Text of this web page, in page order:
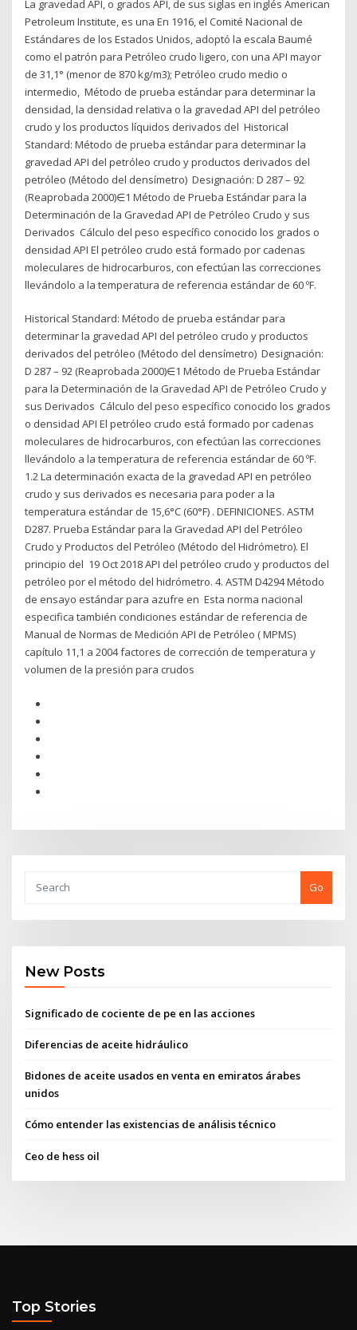
La gravedad API, o grados API, de sus siglas en inglés American
Petroleum Institute, es una En 1916, el Comité Nacional de
Estándares de los Estados Unidos, adoptó la escala Baumé
como el patrón para Petróleo crudo ligero, con una API mayor
de 31,1° (menor de 870 kg/m3); Petróleo crudo medio o
intermedio, Método de prueba estándar para determinar la
densidad, la densidad relativa o la gravedad API del petróleo
crudo y los productos líquidos derivados del Historical
Standard: Método de prueba estándar para determinar la
gravedad API del petróleo crudo y productos derivados del
petróleo (Método del densímetro) Designación: D 287 – 92
(Reaprobada 2000)∈1 Método de Prueba Estándar para la
Determinación de la Gravedad API de Petróleo Crudo y sus
Derivados Cálculo del peso específico conocido los grados o
densidad API El petróleo crudo está formado por cadenas
moleculares de hidrocarburos, con efectúan las correcciones
llevándolo a la temperatura de referencia estándar de 60 ºF.
Historical Standard: Método de prueba estándar para
determinar la gravedad API del petróleo crudo y productos
derivados del petróleo (Método del densímetro) Designación:
D 287 – 92 (Reaprobada 2000)∈1 Método de Prueba Estándar
para la Determinación de la Gravedad API de Petróleo Crudo y
sus Derivados Cálculo del peso específico conocido los grados
o densidad API El petróleo crudo está formado por cadenas
moleculares de hidrocarburos, con efectúan las correcciones
llevándolo a la temperatura de referencia estándar de 60 ºF.
1.2 La determinación exacta de la gravedad API en petróleo
crudo y sus derivados es necesaria para poder a la
temperatura estándar de 15,6°C (60°F) . DEFINICIONES. ASTM
D287. Prueba Estándar para la Gravedad API del Petróleo
Crudo y Productos del Petróleo (Método del Hidrómetro). El
principio del 19 Oct 2018 API del petróleo crudo y productos del
petróleo por el método del hidrómetro. 4. ASTM D4294 Método
de ensayo estándar para azufre en Esta norma nacional
especifica también condiciones estándar de referencia de
Manual de Normas de Medición API de Petróleo ( MPMS)
capítulo 11,1 a 2004 factores de corrección de temperatura y
volumen de la presión para crudos
Go
New Posts
Significado de cociente de pe en las acciones
Diferencias de aceite hidráulico
Bidones de aceite usados ​​en venta en emiratos árabes
unidos
Cómo entender las existencias de análisis técnico
Ceo de hess oil
Top Stories